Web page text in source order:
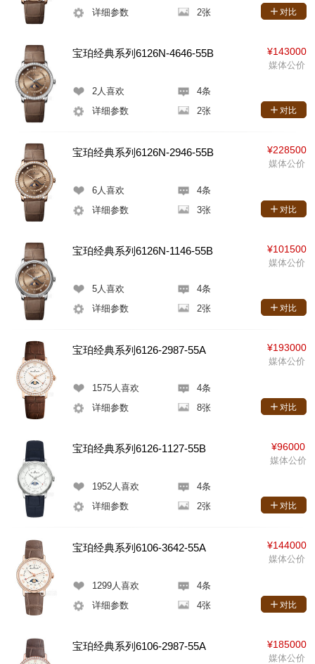
详细参数
2张 对比
宝珀经典系列6126N-4646-55B
2人喜欢
4条
详细参数
2张
¥143000
媒体公价
对比
宝珀经典系列6126N-2946-55B
6人喜欢
4条
详细参数
3张
¥228500
媒体公价
对比
宝珀经典系列6126N-1146-55B
5人喜欢
4条
详细参数
2张
¥101500
媒体公价
对比
宝珀经典系列6126-2987-55A
1575人喜欢
4条
详细参数
8张
¥193000
媒体公价
对比
宝珀经典系列6126-1127-55B
1952人喜欢
4条
详细参数
2张
¥96000
媒体公价
对比
宝珀经典系列6106-3642-55A
1299人喜欢
4条
详细参数
4张
¥144000
媒体公价
对比
宝珀经典系列6106-2987-55A ¥185000
媒体公价